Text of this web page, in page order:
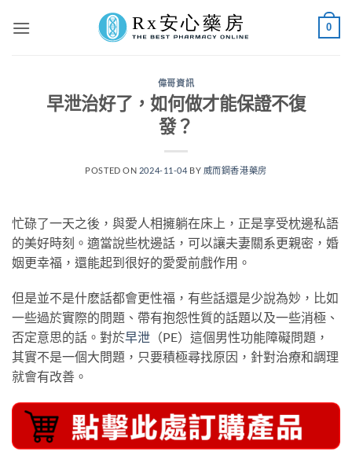
0
偉哥資訊
早泄治好了，如何做才能保證不復
發？
POSTED ON 2024-11-04 BY 威而鋼香港藥房
忙碌了一天之後，與愛人相擁躺在床上，正是享受枕邊私語
的美好時刻。適當說些枕邊話，可以讓夫妻關系更親密，婚
姻更幸福，還能起到很好的愛愛前戲作用。
但是並不是什麽話都會更性福，有些話還是少說為妙，比如
一些過於實際的問題、帶有抱怨性質的話題以及一些消極、
否定意思的話。對於早泄 （PE）這個男性功能障礙問題，
其實不是一個大問題，只要積極尋找原因，針對治療和調理
就會有改善。